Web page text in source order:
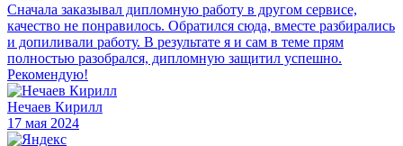
Сначала заказывал дипломную работу в другом сервисе,
качество не понравилось. Обратился сюда, вместе разбирались
и допиливали работу. В результате я и сам в теме прям
полностью разобрался, дипломную защитил успешно.
Рекомендую!
Нечаев Кирилл
17 мая 2024